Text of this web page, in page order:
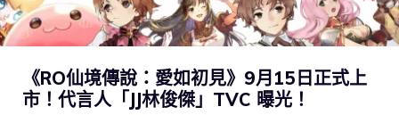
《RO仙境傳說：愛如初見》9月15日正式上
市！代言人「JJ林俊傑」TVC 曝光！